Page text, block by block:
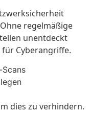
regelmäßige
unentdeckt
Cyberangriffe.
dies zu verhindern.